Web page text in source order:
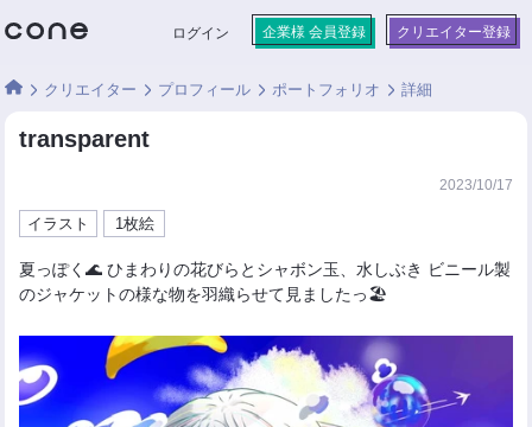
ログイン 企業様 会員登録 クリエイター登録
クリエイター プロフィール ポートフォリオ 詳細
transparent
2023/10/17
イラスト 1枚絵
夏っぽく🌊 ひまわりの花びらとシャボン玉、水しぶき ビニール製
のジャケットの様な物を羽織らせて見ましたっ🏖